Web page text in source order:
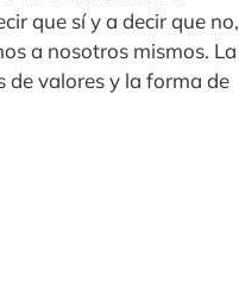
que sí y a decir que no,
a nosotros mismos. La
de valores y la forma de